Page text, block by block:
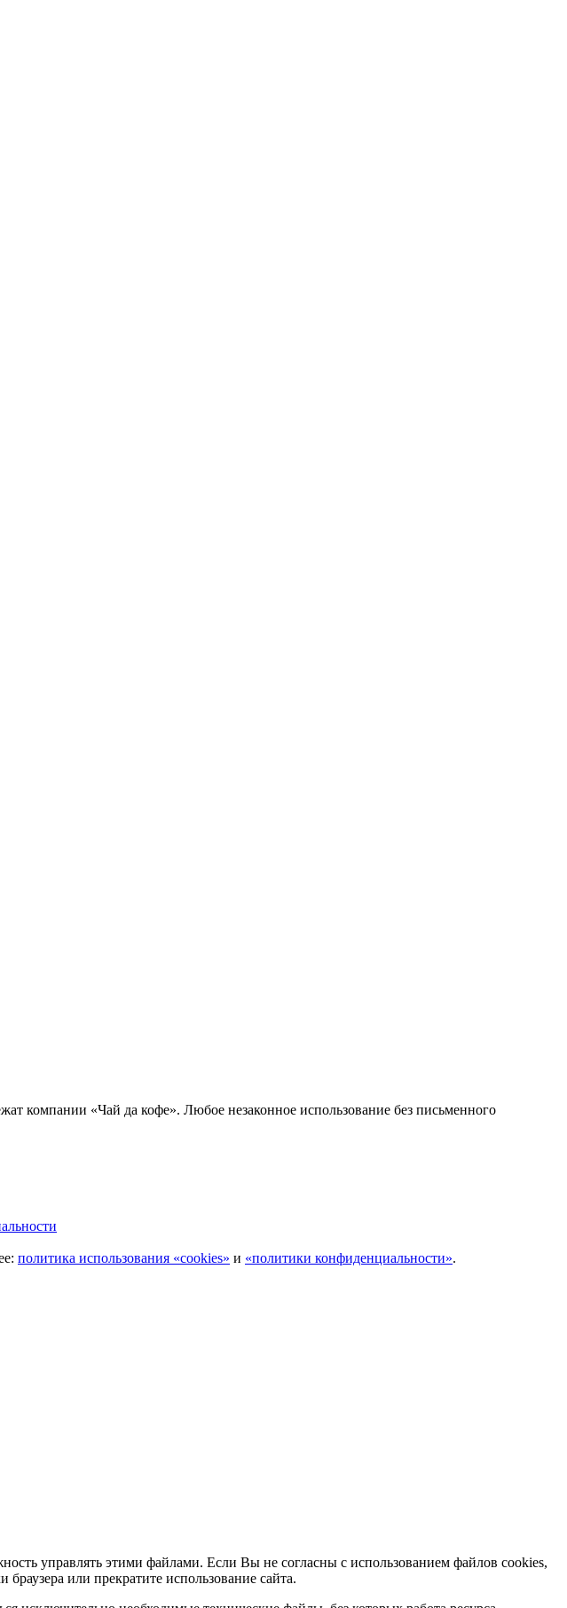
компании «Чай да кофе». Любое незаконное использование без письменного
политика использования «cookies» и «политики конфиденциальности».
управлять этими файлами. Если Вы не согласны с использованием файлов cookies,
или прекратите использование сайта.